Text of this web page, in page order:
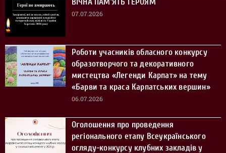
07.07.2026
Роботи учасників обласного конкурсу
образотворчого та декоративного
мистецтва «Легенди Карпат» на тему
«Барви та краса Карпатських вершин»
06.07.2026
Оголошення про проведення
регіонального етапу Всеукраїнського
огляду-конкурсу клубних закладів у